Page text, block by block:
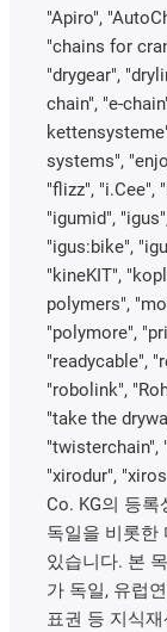
"Apiro",
"chains for
"drygear",
chain", "e-
systems",
"flizz", "i.Cee",
"igumid",
"igus:bike",
"kineKIT",
polymers",
"polymore",
"readycable",
"robolink",
"take the
"twisterchain",
"xirodur",
Co. KG의 등
독일을 비롯한
있습니다. 본
가 독일, 유럽
표권 등 지식